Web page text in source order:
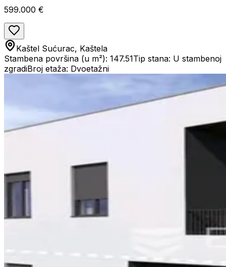
599.000 €
Kaštel Sućurac, Kaštela
Stambena površina (u m²): 147.51Tip stana: U stambenoj
zgradiBroj etaža: Dvoetažni